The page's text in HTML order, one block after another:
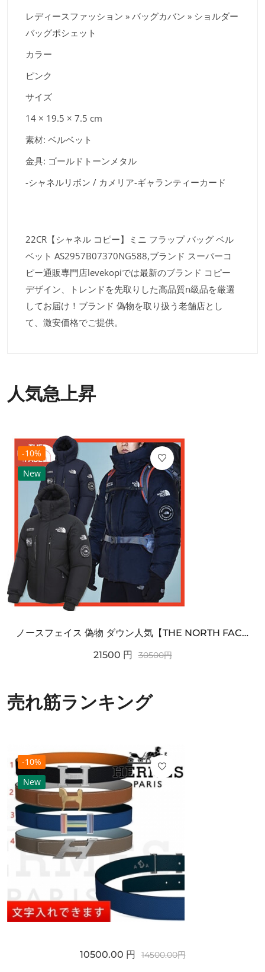
レディースファッション » バッグカバン » ショルダー
バッグポシェット
カラー
ピンク
サイズ
14 × 19.5 × 7.5 cm
素材: ベルベット
金具: ゴールドトーンメタル
-シャネルリボン / カメリア-ギャランティーカード
22CR【シャネル コピー】ミニ フラップ バッグ ベル
ベット AS2957B07370NG588,ブランド スーパーコ
ピー通販専門店levekopiでは最新のブランド コピー
デザイン、トレンドを先取りした高品質n級品を厳選
してお届け！ブランド 偽物を取り扱う老舗店とし
て、激安価格でご提供。
人気急上昇
-10%
New
ノースフェイス 偽物 ダウン人気【THE NORTH FACE】M'S 7 SUMMIT HIM...
21500 円 30500円
売れ筋ランキング
-10%
New
10500.00 円 14500.00円